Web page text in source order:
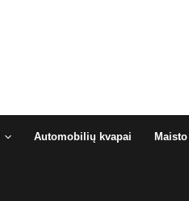
Automobilių kvapai